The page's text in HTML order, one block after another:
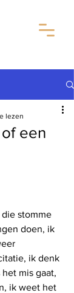
een
lezen
stomme
doen, ik
ik denk
mis gaat,
ik weet het